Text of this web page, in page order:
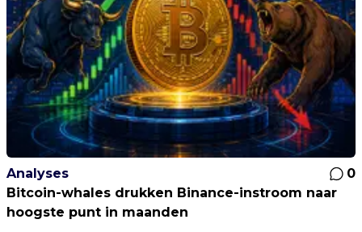
Analyses
0
Bitcoin-whales drukken Binance-instroom naar
hoogste punt in maanden